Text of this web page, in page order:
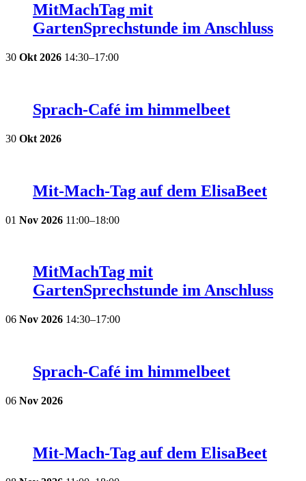
MitMachTag mit
GartenSprechstunde im Anschluss
30 Okt 2026 14:30–17:00
Sprach-Café im himmelbeet
30 Okt 2026
Mit-Mach-Tag auf dem ElisaBeet
01 Nov 2026 11:00–18:00
MitMachTag mit
GartenSprechstunde im Anschluss
06 Nov 2026 14:30–17:00
Sprach-Café im himmelbeet
06 Nov 2026
Mit-Mach-Tag auf dem ElisaBeet